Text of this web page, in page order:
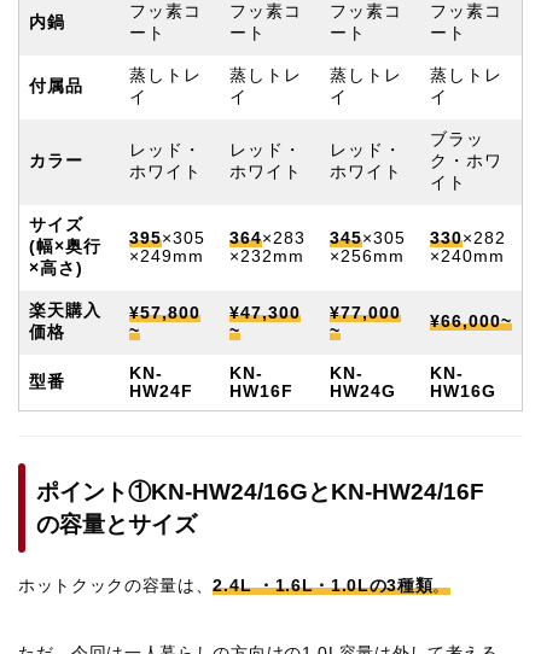
内鍋
フッ素コ
ート
フッ素コ
ート
フッ素コ
ート
フッ素コ
ート
付属品
蒸しトレ
イ
蒸しトレ
イ
蒸しトレ
イ
蒸しトレ
イ
カラー
レッド・
ホワイト
レッド・
ホワイト
レッド・
ホワイト
ブラッ
ク・ホワ
イト
サイズ
(幅×奥行
×高さ)
395×305
×249mm
364×283
×232mm
345×305
×256mm
330×282
×240mm
楽天購入
価格
¥57,800
~
¥47,300
~
¥77,000
~
¥66,000~
型番
KN-
HW24F
KN-
HW16F
KN-
HW24G
KN-
HW16G
ポイント①KN-HW24/16GとKN-HW24/16F
の容量とサイズ
ホットクックの容量は、2.4L ・1.6L・1.0Lの3種類。